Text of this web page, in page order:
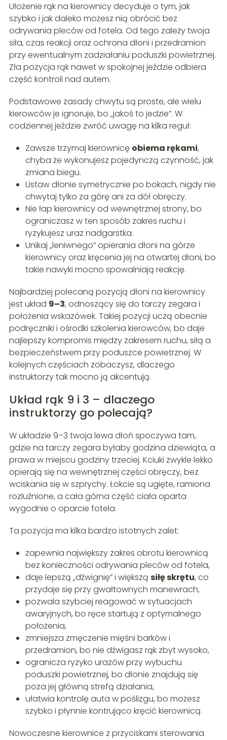
Ułożenie rąk na kierownicy decyduje o tym, jak
szybko i jak daleko możesz nią obrócić bez
odrywania pleców od fotela. Od tego zależy twoja
siła, czas reakcji oraz ochrona dłoni i przedramion
przy ewentualnym zadziałaniu poduszki powietrznej.
Zła pozycja rąk nawet w spokojnej jeździe odbiera
część kontroli nad autem.
Podstawowe zasady chwytu są proste, ale wielu
kierowców je ignoruje, bo „jakoś to jedzie”. W
codziennej jeździe zwróć uwagę na kilka reguł:
Zawsze trzymaj kierownicę obiema rękami,
chyba że wykonujesz pojedynczą czynność, jak
zmiana biegu.
Ustaw dłonie symetrycznie po bokach, nigdy nie
chwytaj tylko za górę ani za dół obręczy.
Nie łap kierownicy od wewnętrznej strony, bo
ograniczasz w ten sposób zakres ruchu i
ryzykujesz uraz nadgarstka.
Unikaj „leniwnego” opierania dłoni na górze
kierownicy oraz kręcenia jej na otwartej dłoni, bo
takie nawyki mocno spowalniają reakcję.
Najbardziej polecaną pozycją dłoni na kierownicy
jest układ 9–3, odnoszący się do tarczy zegara i
położenia wskazówek. Takiej pozycji uczą obecnie
podręczniki i ośrodki szkolenia kierowców, bo daje
najlepszy kompromis między zakresem ruchu, siłą a
bezpieczeństwem przy poduszce powietrznej. W
kolejnych częściach zobaczysz, dlaczego
instruktorzy tak mocno ją akcentują.
Układ rąk 9 i 3 – dlaczego
instruktorzy go polecają?
W układzie 9–3 twoja lewa dłoń spoczywa tam,
gdzie na tarczy zegara byłaby godzina dziewiąta, a
prawa w miejscu godziny trzeciej. Kciuki zwykle lekko
opierają się na wewnętrznej części obręczy, bez
wciskania się w szprychy. Łokcie są ugięte, ramiona
rozluźnione, a cała górna część ciała oparta
wygodnie o oparcie fotela.
Ta pozycja ma kilka bardzo istotnych zalet:
zapewnia największy zakres obrotu kierownicą
bez konieczności odrywania pleców od fotela,
daje lepszą „dźwignię” i większą siłę skrętu, co
przydaje się przy gwałtownych manewrach,
pozwala szybciej reagować w sytuacjach
awaryjnych, bo ręce startują z optymalnego
położenia,
zmniejsza zmęczenie mięśni barków i
przedramion, bo nie dźwigasz rąk zbyt wysoko,
ogranicza ryzyko urazów przy wybuchu
poduszki powietrznej, bo dłonie znajdują się
poza jej główną strefą działania,
ułatwia kontrolę auta w poślizgu, bo możesz
szybko i płynnie kontrująco kręcić kierownicą.
Nowoczesne kierownice z przyciskami sterowania